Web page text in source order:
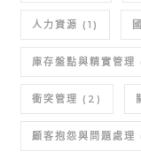
人力資源 (1)
庫存盤點與精實管理
衝突管理 (2)
顧客抱怨與問題處理